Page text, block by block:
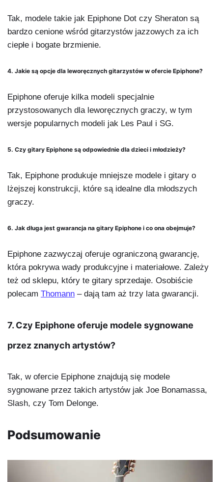
Tak, modele takie jak Epiphone Dot czy Sheraton są
bardzo cenione wśród gitarzystów jazzowych za ich
ciepłe i bogate brzmienie.
4. Jakie są opcje dla leworęcznych gitarzystów w ofercie Epiphone?
Epiphone oferuje kilka modeli specjalnie
przystosowanych dla leworęcznych graczy, w tym
wersje popularnych modeli jak Les Paul i SG.
5. Czy gitary Epiphone są odpowiednie dla dzieci i młodzieży?
Tak, Epiphone produkuje mniejsze modele i gitary o
lżejszej konstrukcji, które są idealne dla młodszych
graczy.
6. Jak długa jest gwarancja na gitary Epiphone i co ona obejmuje?
Epiphone zazwyczaj oferuje ograniczoną gwarancję,
która pokrywa wady produkcyjne i materiałowe. Zależy
też od sklepu, który te gitary sprzedaje. Osobiście
polecam Thomann – dają tam aż trzy lata gwarancji.
7. Czy Epiphone oferuje modele sygnowane
przez znanych artystów?
Tak, w ofercie Epiphone znajdują się modele
sygnowane przez takich artystów jak Joe Bonamassa,
Slash, czy Tom Delonge.
Podsumowanie